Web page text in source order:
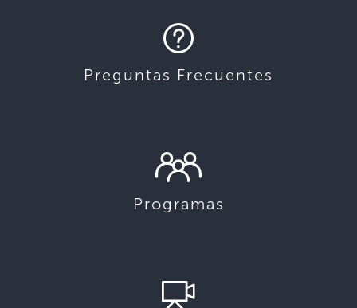
Preguntas Frecuentes
Programas